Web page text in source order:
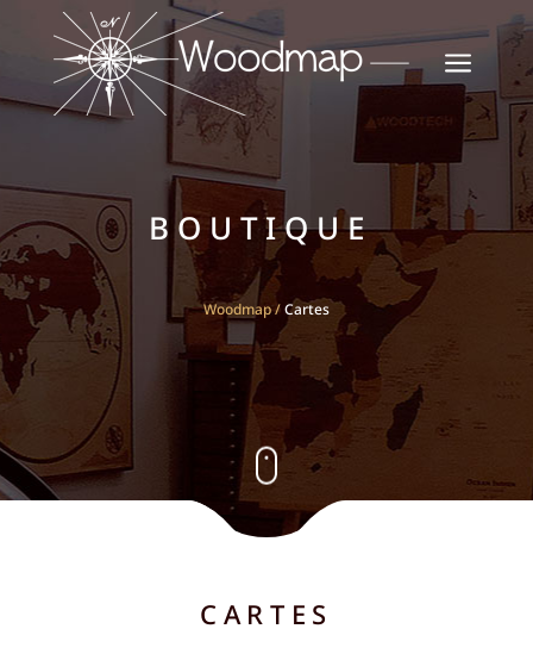
a
BOUTIQUE
Woodmap/Cartes
CARTES